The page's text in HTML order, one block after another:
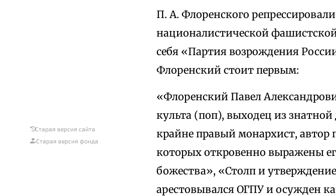
Старая версия сайта
Старая версия фонда
П. А. Флоренского
националистической
себя «Партия возрождения
Флоренский стоит первым:
«Флоренский Павел
культа (поп), выходец из
крайне правый монархист, автор
которых откровенно выражены
божества», «Столп и
арестовывался ОГПУ и осужден